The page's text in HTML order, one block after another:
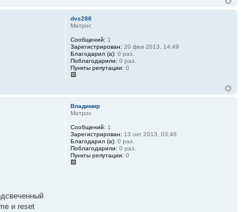
dvs288
Матрос
Сообщений: 1
Зарегистрирован: 20 фев 2013, 14:49
Благодарил (а): 0 раз.
Поблагодарили: 0 раз.
Пункты репутации: 0
и reset
Владимир
Матрос
Сообщений: 1
Зарегистрирован: 13 окт 2013, 03:46
Благодарил (а): 0 раз.
Поблагодарили: 0 раз.
Пункты репутации: 0